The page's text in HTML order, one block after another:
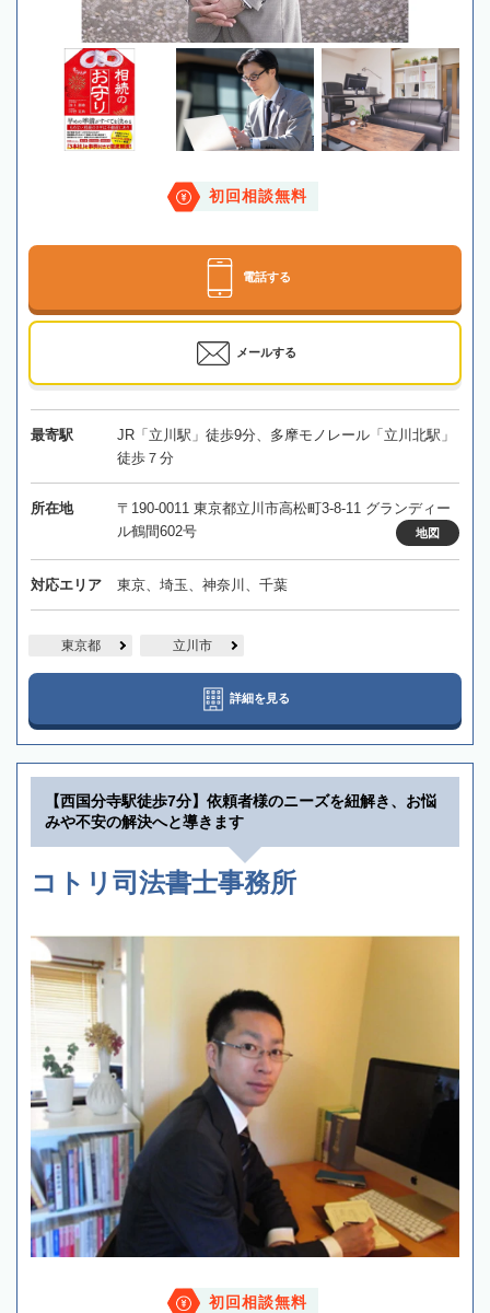
初回相談無料
電話する
メールする
最寄駅
JR「立川駅」徒歩9分、多摩モノレール「立川北駅」
徒歩７分
所在地
〒190-0011 東京都立川市高松町3-8-11 グランディー
ル鶴間602号
地図
対応エリア 東京、埼玉、神奈川、千葉
東京都 立川市
詳細を見る
【西国分寺駅徒歩7分】依頼者様のニーズを紐解き、お悩
みや不安の解決へと導きます
コトリ司法書士事務所
初回相談無料